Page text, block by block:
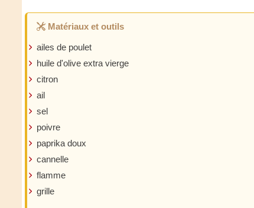
Matériaux et outils
ailes de poulet
huile d'olive extra vierge
citron
ail
sel
poivre
paprika doux
cannelle
flamme
grille